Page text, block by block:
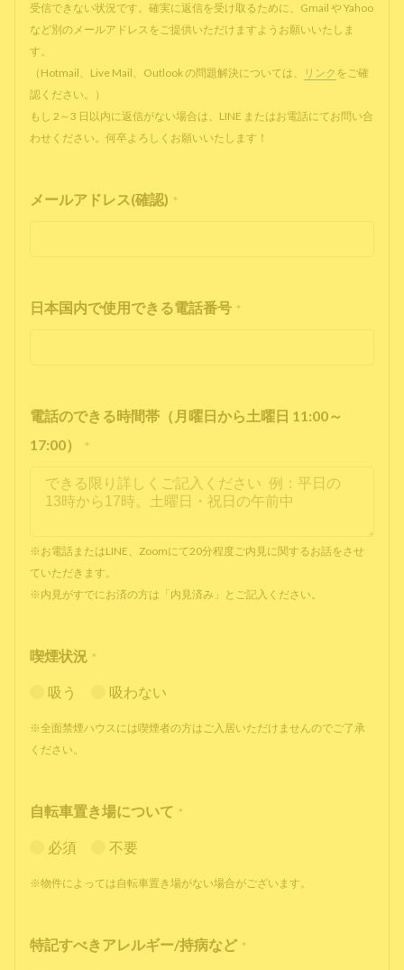
受信できない状況です。確実に返信を受け取るために、Gmail や Yahoo
など別のメールアドレスをご提供いただけますようお願いいたしま
す。
（Hotmail、Live Mail、Outlook の問題解決については、
リンク をご確
認ください。）
もし 2～3 日以内に返信がない場合は、LINE またはお電話にてお問い合
わせください。何卒よろしくお願いいたします！
メールアドレス(確認) *
日本国内で使用できる電話番号 *
電話のできる時間帯（月曜日から土曜日 11:00～
17:00）
*
※お電話またはLINE、Zoomにて20分程度ご内見に関するお話をさせ
ていただきます。
※内見がすでにお済の方は「内見済み」とご記入ください。
喫煙状況 *
吸う 吸わない
※全面禁煙ハウスには喫煙者の方はご入居いただけませんのでご了承
ください。
自転車置き場について *
必須 不要
※物件によっては自転車置き場がない場合がございます。
特記すべきアレルギー/持病など *